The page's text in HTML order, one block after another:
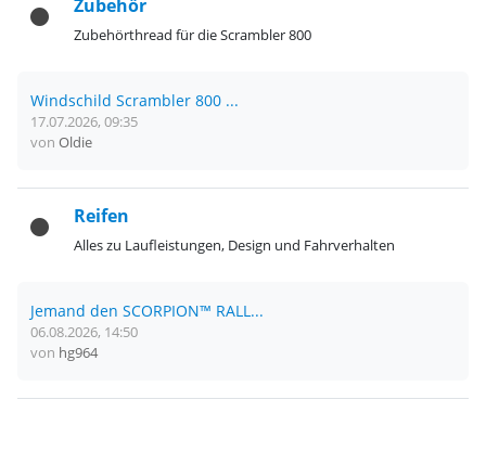
Zubehör
Zubehörthread für die Scrambler 800
Windschild Scrambler 800 ...
17.07.2026, 09:35
von Oldie
Reifen
Alles zu Laufleistungen, Design und Fahrverhalten
Jemand den SCORPION™ RALL...
06.08.2026, 14:50
von hg964